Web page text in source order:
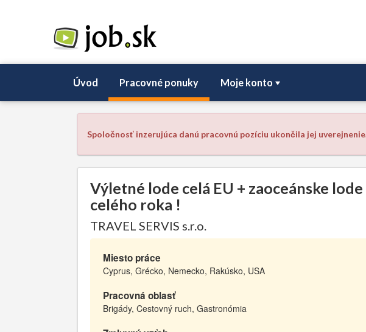
Úvod Pracovné ponuky Moje konto
Spoločnosť inzerujúca danú pracovnú pozíciu ukončila jej
Výletné lode celá EU + zaoceánske
celého roka !
TRAVEL SERVIS s.r.o.
Miesto práce
Cyprus, Grécko, Nemecko, Rakúsko, USA
Pracovná oblasť
Brigády, Cestovný ruch, Gastronómia